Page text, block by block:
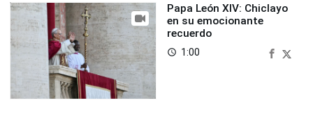
Papa León XIV: Chiclayo
en su emocionante
recuerdo
access_time 1:00